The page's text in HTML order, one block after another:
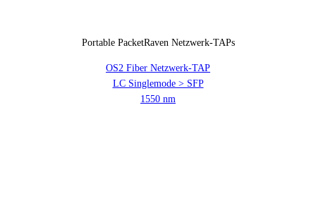
Portable PacketRaven Netzwerk-TAPs
OS2 Fiber Netzwerk-TAP
LC Singlemode > SFP
1550 nm